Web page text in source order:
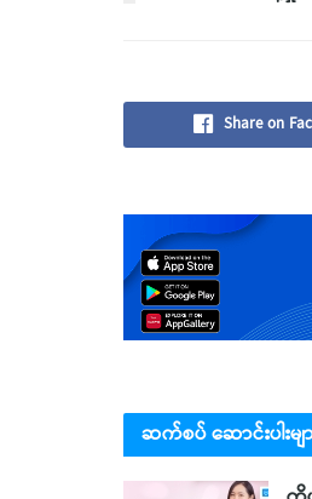
Share on
ဆက်စပ် ဆောင်းပါးမျ